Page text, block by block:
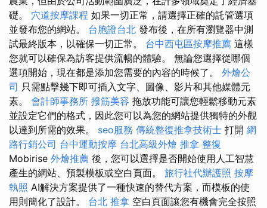
礎。 穴道按摩課程 如果一切正常，請選擇正確的託管選項
並發布您的網站。 台胞證台北 發布後，在所有瀏覽器中測
試最終版本，以確保一切正常。 台中西屯區按摩推薦 這樣
您就可以確保為訪客提供流暢的體驗。 無論您選擇從哪個
選項開始，現在都是添加您需要的內容的時候了。 外燴公
司 只需點擊幾下即可插入文字、圖像、影片和其他媒體元
素。 會計師事務所 撥筋美容 拖放功能可讓您輕鬆移動元素
並設定它們的格式，因此您可以為您的網站提供獨特的外觀
以達到所需的效果。 seo服務 傳統整復推拿技術士 打開 網
路行銷公司 台中運動按摩 台北高級外燴 推拿 整復
Mobirise 外燴推薦 後，您可以選擇是否開始使用人工智慧
產生的網站、預製模板或空白頁面。 旅行社代辦護照 按摩
執照 AI解決方案提供了一種快速的替代方案，而模板的使
用則簡化了設計。 台北 推拿 空白頁面讓您有機會完全按照